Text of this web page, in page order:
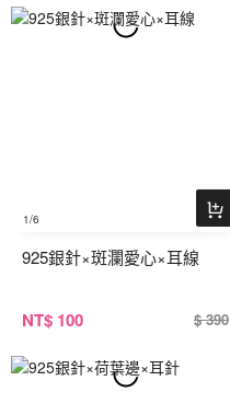
1/6
925銀針×斑瀾愛心×耳線
NT$ 100 $ 390